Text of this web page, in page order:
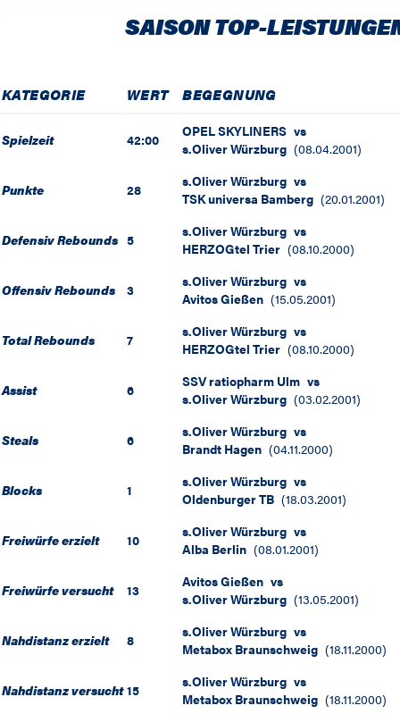
SAISON TOP-
KATEGORIE WERT BEGEGNUNG
Spielzeit 42:00 OPEL SKYLINERS vs
s.Oliver Würzburg (08.04.2001)
Punkte 28 s.Oliver Würzburg vs
TSK universa Bamberg (20.01.2001)
Defensiv Rebounds 5 s.Oliver Würzburg vs
HERZOGtel Trier (08.10.2000)
Offensiv Rebounds 3 s.Oliver Würzburg vs
Avitos Gießen (15.05.2001)
Total Rebounds 7 s.Oliver Würzburg vs
HERZOGtel Trier (08.10.2000)
Assist 6 SSV ratiopharm Ulm vs
s.Oliver Würzburg (03.02.2001)
Steals 6 s.Oliver Würzburg vs
Brandt Hagen (04.11.2000)
Blocks 1 s.Oliver Würzburg vs
Oldenburger TB (18.03.2001)
Freiwürfe erzielt 10 s.Oliver Würzburg vs
Alba Berlin (08.01.2001)
Freiwürfe versucht 13 Avitos Gießen vs
s.Oliver Würzburg (13.05.2001)
Nahdistanz erzielt 8 s.Oliver Würzburg vs
Metabox Braunschweig (18.11.2000)
Nahdistanz versucht 15 s.Oliver Würzburg vs
Metabox Braunschweig (18.11.2000)